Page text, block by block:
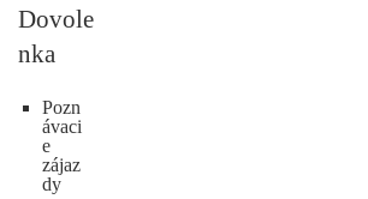
Dovole
nka
Pozn
ávaci
e
zájaz
dy